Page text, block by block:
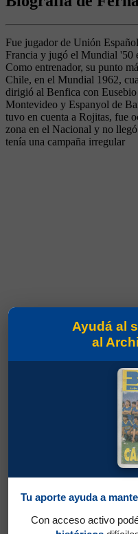
Fue jugador de Unión
Francia y jugó el Mundial '50
Como entrenador, su punto
Chile, en el Mundial 1962,
dirigió al Benfica con
Montevideo y Espanyol de
tuvo en cuenta a Rojitas, fue
zona en el Nacional y no
tenía una campaña irregular
Ayudá al
al
Tu aporte ayuda a
Con acceso activo